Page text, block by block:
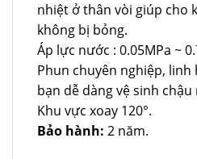
nhiệt ở thân vòi giúp cho
không bị bỏng.
Áp lực nước : 0.05MPa ~
Phun chuyên nghiệp,
bạn dễ dàng vệ sinh
Khu vực xoay 120°.
Bảo hành: 2 năm.